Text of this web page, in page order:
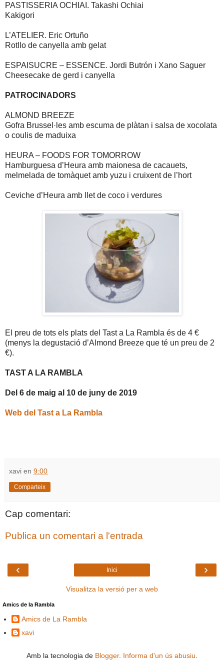
PASTISSERIA OCHIAI. Takashi Ochiai
Kakigori
L’ATELIER. Eric Ortuño
Rotllo de canyella amb gelat
ESPAISUCRE – ESSENCE. Jordi Butrón i Xano Saguer
Cheesecake de gerd i canyella
PATROCINADORS
ALMOND BREEZE
Gofra Brussel·les amb escuma de plàtan i salsa de xocolata
o coulis de maduixa
HEURA – FOODS FOR TOMORROW
Hamburguesa d’Heura amb maionesa de cacauets,
melmelada de tomàquet amb yuzu i cruixent de l’hort
Ceviche d’Heura amb llet de coco i verdures
El preu de tots els plats del Tast a La Rambla és de 4 €
(menys la degustació d’Almond Breeze que té un preu de 2
€).
TAST A LA RAMBLA
Del 6 de maig al 10 de juny de 2019
Web del Tast a La Rambla
xavi en 9:00
Comparteix
Cap comentari:
Publica un comentari a l'entrada
‹ ›
Inici
Visualitza la versió per a web
Amics de la Rambla
Amics de La Rambla
xavi
Amb la tecnologia de Blogger. Informa d'un ús abusiu